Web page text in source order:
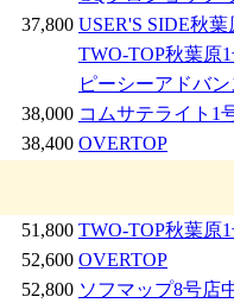
37,800 USER'S SIDE秋葉
TWO-TOP秋葉原
ピーシーアドバ
38,000 コムサテライト1
38,400 OVERTOP
51,800 TWO-TOP秋葉原
52,600 OVERTOP
52,800 ソフマップ8号店